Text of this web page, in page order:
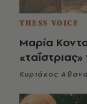
THESS VOICE
Μαρία
Κυριάκος